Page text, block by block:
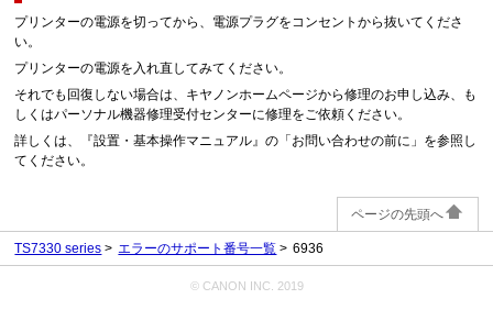
プリンターの電源を切ってから、電源プラグをコンセントから抜いてくださ
い。
プリンターの電源を入れ直してみてください。
それでも回復しない場合は、キヤノンホームページから修理のお申し込み、も
しくはパーソナル機器修理受付センターに修理をご依頼ください。
詳しくは、『設置・基本操作マニュアル 』の「お問い合わせの前に」を参照し
てください。
ページの先頭へ
TS7330 series エラーのサポート番号一覧 6936
© CANON INC. 2019